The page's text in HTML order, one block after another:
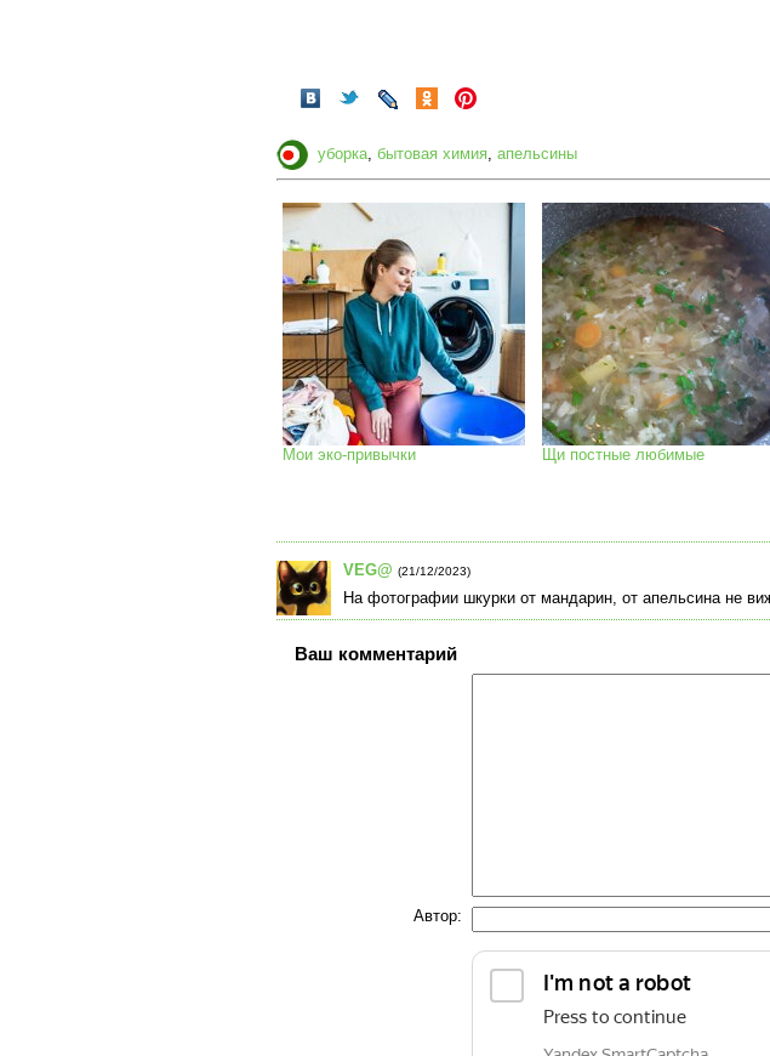
уборка, бытовая химия, апельсины
Мои эко-привычки Щи постные любимые
VEG@ (21/12/2023)
На фотографии шкурки от мандарин, от апельсина не
Ваш комментарий
Автор: